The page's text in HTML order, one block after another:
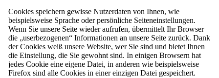
Cookies speichern gewisse Nutzerdaten von Ihnen, wie
beispielsweise Sprache oder persönliche Seiteneinstellungen.
Wenn Sie unsere Seite wieder aufrufen, übermittelt Ihr Browser
die „userbezogenen“ Informationen an unsere Seite zurück. Dank
der Cookies weiß unsere Website, wer Sie sind und bietet Ihnen
die Einstellung, die Sie gewohnt sind. In einigen Browsern hat
jedes Cookie eine eigene Datei, in anderen wie beispielsweise
Firefox sind alle Cookies in einer einzigen Datei gespeichert.